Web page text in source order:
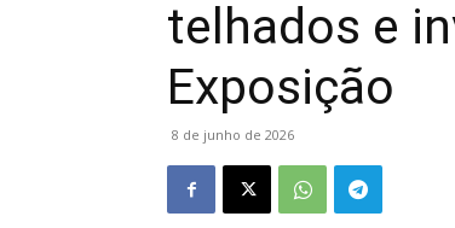
telhados e
Exposição
8 de junho de 2026